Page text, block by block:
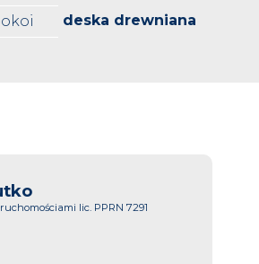
deska drewniana
lic. PPRN 7291